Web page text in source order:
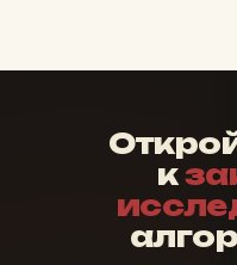
к